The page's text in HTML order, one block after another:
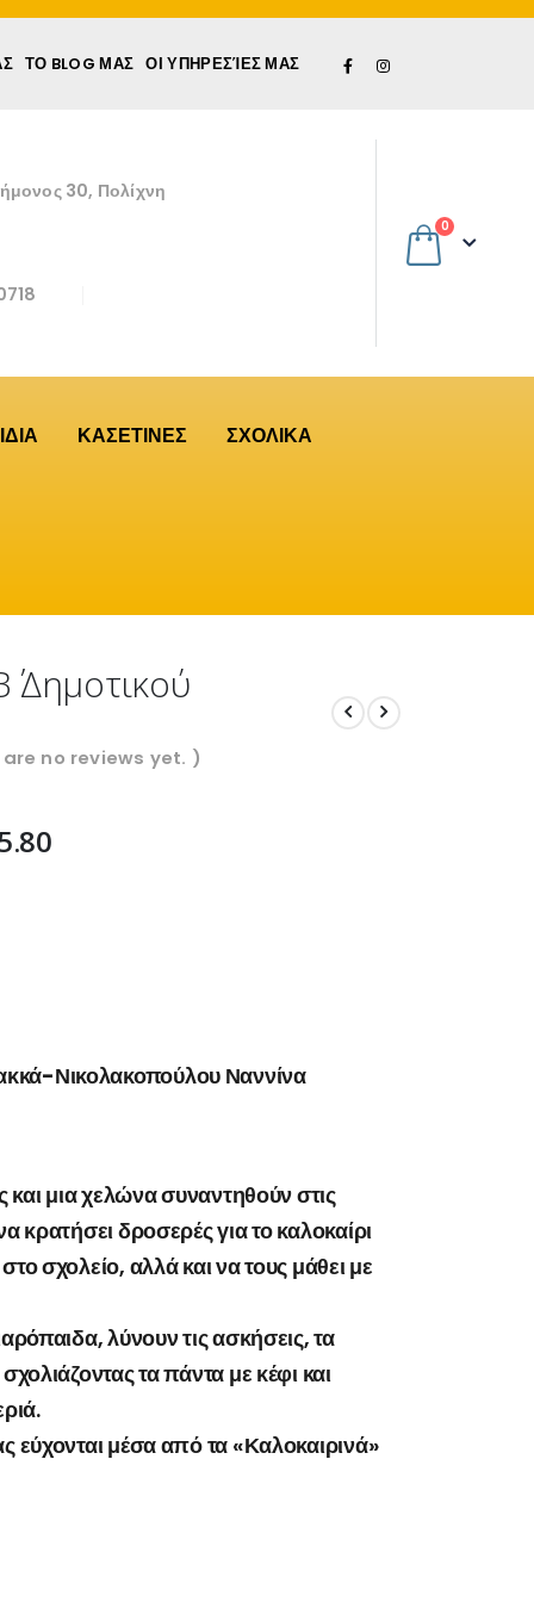
ΤΟ BLOG ΜΑΣ ΟΙ ΥΠΗΡΕΣΊΕΣ ΜΑΣ
30, Πολίχνη
0
ΚΑΣΕΤΙΝΕΣ ΣΧΟΛΙΚΑ
Δημοτικού
no reviews yet. )
Νικολακοπούλου Ναννίνα
και μια χελώνα συναντηθούν στις
κρατήσει δροσερές για το καλοκαίρι
σχολείο, αλλά και να τους μάθει με
λύνουν τις ασκήσεις, τα
τα πάντα με κέφι και
εύχονται μέσα από τα «Καλοκαιρινά»